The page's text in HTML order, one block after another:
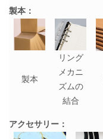
製本：
製本
リング
メカニ
ズムの
結合
アクセサリー：